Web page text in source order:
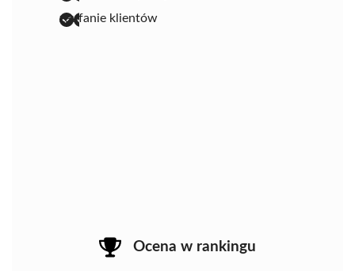
zaufanie klientów
Ocena w rankingu